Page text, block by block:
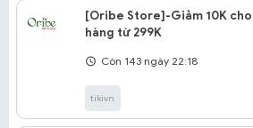
[Oribe Store]-Giảm 10K
hàng từ 299K
Còn 143 ngày 22:18
tikivn